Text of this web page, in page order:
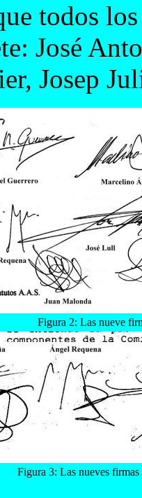
todos los
José
Josep
Figura 2: Las nueve
Figura 3: Las nueves